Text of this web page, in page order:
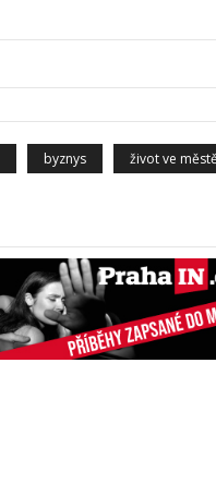
byznys život ve městě